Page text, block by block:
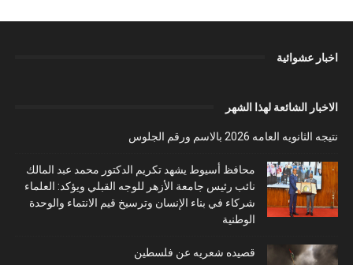
اخبار عشوائية
الاخبار الشائعة لهذا الشهر
نتيجه الثانويه العامه 2026 بالاسم ورقم الجلوس
محافظ أسيوط يشهد تكريم الدكتور محمد عبد المالك
نائب رئيس جامعة الأزهر للوجه القبلي ويؤكد: العلماء
شركاء في بناء الإنسان وترسيخ قيم الانتماء والوحدة
الوطنية
قصيده شعريه عن فلسطين